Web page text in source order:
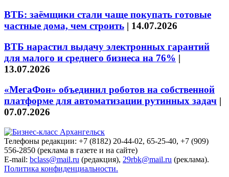
ВТБ: заёмщики стали чаще покупать готовые
частные дома, чем строить | 14.07.2026
ВТБ нарастил выдачу электронных гарантий
для малого и среднего бизнеса на 76% |
13.07.2026
«МегаФон» объединил роботов на собственной
платформе для автоматизации рутинных задач |
07.07.2026
Телефоны редакции: +7 (8182) 20-44-02, 65-25-40, +7 (909)
556-2850 (реклама в газете и на сайте)
E-mail: bclass@mail.ru (редакция), 29rbk@mail.ru (реклама).
Политика конфиденциальности.